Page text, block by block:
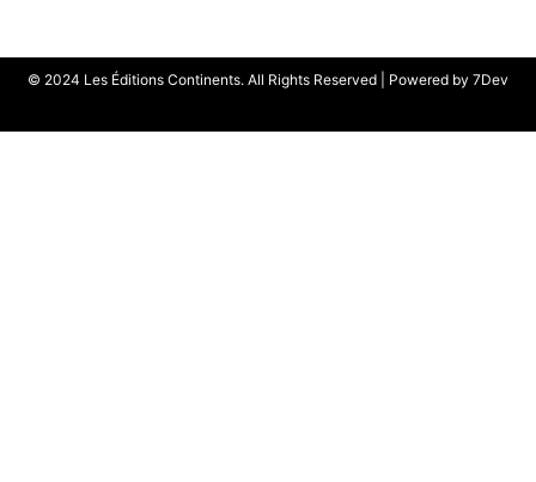
© 2024 Les Éditions Continents. All Rights Reserved | Powered by 7Dev